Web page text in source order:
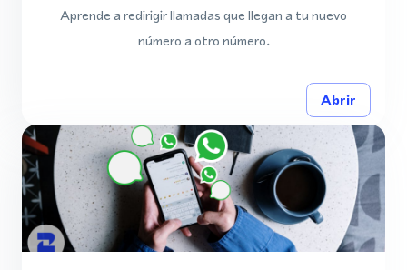
Aprende a redirigir llamadas que llegan a tu nuevo
número a otro número.
Abrir